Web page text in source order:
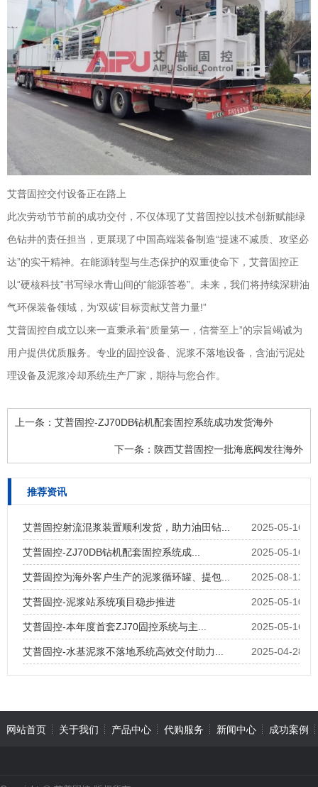
艾普固控交付设备正在路上
此次劳动节节前的成功交付，不仅体现了艾普固控以技术创新赋能绿
色钻井的责任担当，更展现了中国高端装备制造“提速不减质、攻坚必
达”的实干精神。在能源转型与生态保护的双重使命下，艾普固控正
以“硬核科技”书写绿水青山间的“能源答卷”。未来，我们将持续深耕油
气环保装备领域，为‘双碳’目标贡献艾普力量!”
艾普固控自成立以来一直秉承着“质量第一，信誉至上”的宗旨竭诚为
用户提供优质服务。专业的固控设备、泥浆不落地设备，含油污泥处
理设备及泥浆冷却系统生产厂家，期待与您合作。
上一条： 艾普固控-ZJ70DB钻机配套固控系统成功发货海外
下一条： 陕西艾普固控一批海底阀发往海外
推荐资讯
2025-05-16
艾普固控射流混浆装置顺利发货，助力油田钻...
2025-05-16
艾普固控-ZJ70DB钻机配套固控系统成...
2025-08-12
艾普固控为海外客户生产的泥浆循环罐、提包...
2025-05-10
艾普固控-泥浆站系统项目稳步推进
2025-05-16
艾普固控-本年度首套ZJ70固控系统与主...
2025-04-28
艾普固控-水基泥浆不落地系统高效交付助力...
网站首页 关于我们 产品中心 代购服务 新闻中心 成功案例